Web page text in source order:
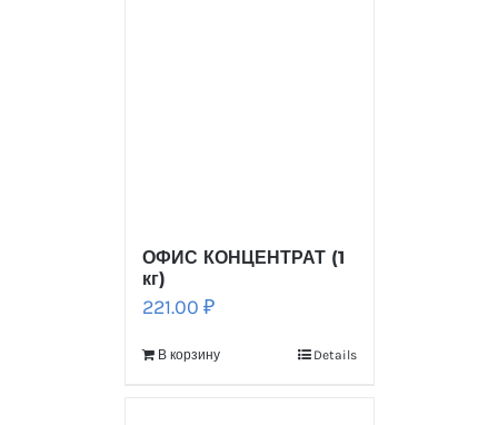
ОФИС КОНЦЕНТРАТ (1
кг)
221.00 ₽
В корзину Details